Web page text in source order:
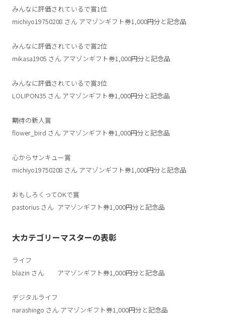
みんなに評価されているで賞1位
michiyo19750208 さん アマゾンギフト券1,000円分と記念品
みんなに評価されているで賞2位
mikasa1905 さん アマゾンギフト券1,000円分と記念品
みんなに評価されているで賞3位
LOLIPON35 さん アマゾンギフト券1,000円分と記念品
期待の新人賞
flower_bird さん アマゾンギフト券1,000円分と記念品
心からサンキュー賞
michiyo19750208 さん アマゾンギフト券1,000円分と記念品
おもしろくってOKで賞
pastorius さん アマゾンギフト券1,000円分と記念品
大カテゴリーマスターの表彰
ライフ
blazin さん アマゾンギフト券1,000円分と記念品
デジタルライフ
narashingo さん アマゾンギフト券1,000円分と記念品